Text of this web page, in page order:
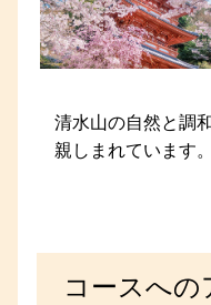
清水山の自然と調
親しまれています。
コースへの